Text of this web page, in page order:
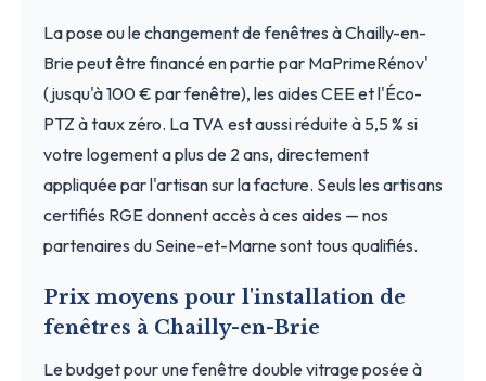
La pose ou le changement de fenêtres à Chailly-en-
Brie peut être financé en partie par MaPrimeRénov'
(jusqu'à 100 € par fenêtre), les aides CEE et l'Éco-
PTZ à taux zéro. La TVA est aussi réduite à 5,5 % si
votre logement a plus de 2 ans, directement
appliquée par l'artisan sur la facture. Seuls les artisans
certifiés RGE donnent accès à ces aides — nos
partenaires du Seine-et-Marne sont tous qualifiés.
Prix moyens pour l'installation de
fenêtres à Chailly-en-Brie
Le budget pour une fenêtre double vitrage posée à